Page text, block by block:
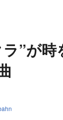
ラ”が